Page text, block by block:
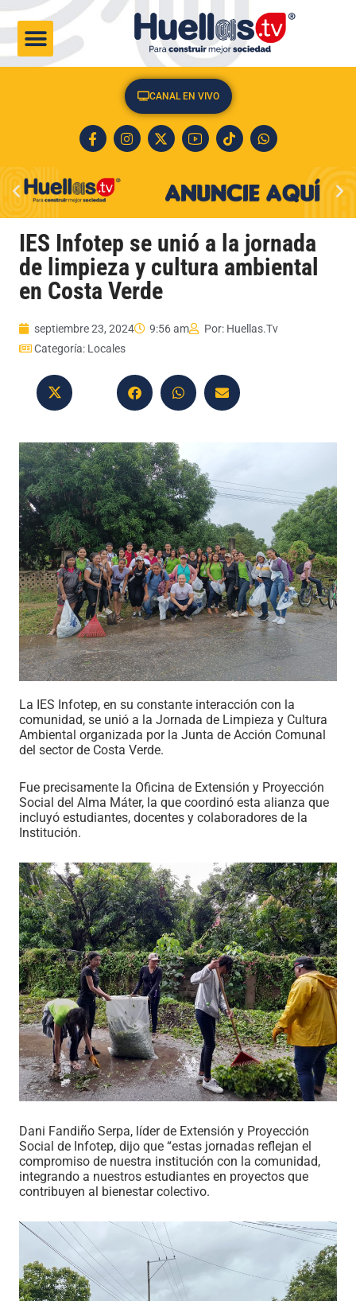
CANAL EN VIVO
IES Infotep se unió a la jornada
de limpieza y cultura ambiental
en Costa Verde
septiembre 23, 2024 9:56 am Por: Huellas.Tv
Categoría: Locales
La IES Infotep, en su constante interacción con la
comunidad, se unió a la Jornada de Limpieza y Cultura
Ambiental organizada por la Junta de Acción Comunal
del sector de Costa Verde.
Fue precisamente la Oficina de Extensión y Proyección
Social del Alma Máter, la que coordinó esta alianza que
incluyó estudiantes, docentes y colaboradores de la
Institución.
Dani Fandiño Serpa, líder de Extensión y Proyección
Social de Infotep, dijo que “estas jornadas reflejan el
compromiso de nuestra institución con la comunidad,
integrando a nuestros estudiantes en proyectos que
contribuyen al bienestar colectivo.